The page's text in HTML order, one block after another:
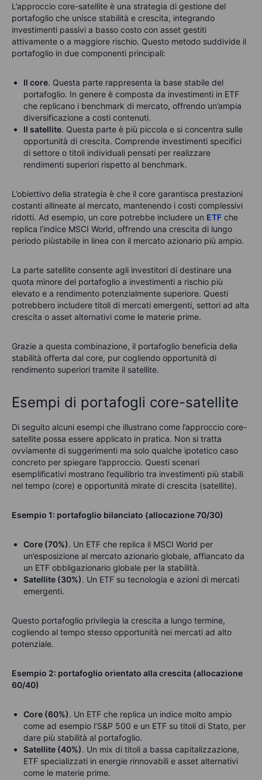
L’approccio core-satellite è una strategia di gestione del
portafoglio che unisce stabilità e crescita, integrando
investimenti passivi a basso costo con asset gestiti
attivamente o a maggiore rischio. Questo metodo suddivide il
portafoglio in due componenti principali:
Il core. Questa parte rappresenta la base stabile del
portafoglio. In genere è composta da investimenti in ETF
che replicano i benchmark di mercato, offrendo un’ampia
diversificazione a costi contenuti.
Il satellite. Questa parte è più piccola e si concentra sulle
opportunità di crescita. Comprende investimenti specifici
di settore o titoli individuali pensati per realizzare
rendimenti superiori rispetto al benchmark.
L’obiettivo della strategia è che il core garantisca prestazioni
costanti allineate al mercato, mantenendo i costi complessivi
ridotti. Ad esempio, un core potrebbe includere un ETF che
replica l’indice MSCI World, offrendo una crescita di lungo
periodo piùstabile in linea con il mercato azionario più ampio.
La parte satellite consente agli investitori di destinare una
quota minore del portafoglio a investimenti a rischio più
elevato e a rendimento potenzialmente superiore. Questi
potrebbero includere titoli di mercati emergenti, settori ad alta
crescita o asset alternativi come le materie prime.
Grazie a questa combinazione, il portafoglio beneficia della
stabilità offerta dal core, pur cogliendo opportunità di
rendimento superiori tramite il satellite.
Esempi di portafogli core-satellite
Di seguito alcuni esempi che illustrano come l’approccio core-
satellite possa essere applicato in pratica. Non si tratta
ovviamente di suggerimenti ma solo qualche ipotetico caso
concreto per spiegare l’approccio. Questi scenari
esemplificativi mostrano l’equilibrio tra investimenti più stabili
nel tempo (core) e opportunità mirate di crescita (satellite).
Esempio 1: portafoglio bilanciato (allocazione 70/30)
Core (70%). Un ETF che replica il MSCI World per
un’esposizione al mercato azionario globale, affiancato da
un ETF obbligazionario globale per la stabilità.
Satellite (30%). Un ETF su tecnologia e azioni di mercati
emergenti.
Questo portafoglio privilegia la crescita a lungo termine,
cogliendo al tempo stesso opportunità nei mercati ad alto
potenziale.
Esempio 2: portafoglio orientato alla crescita (allocazione
60/40)
Core (60%). Un ETF che replica un indice molto ampio
come ad esempio l’S&P 500 e un ETF su titoli di Stato, per
dare più stabilità al portafoglio.
Satellite (40%). Un mix di titoli a bassa capitalizzazione,
ETF specializzati in energie rinnovabili e asset alternativi
come le materie prime.